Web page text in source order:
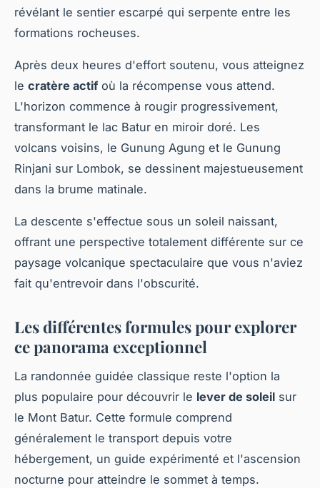
révélant le sentier escarpé qui serpente entre les
formations rocheuses.
Après deux heures d'effort soutenu, vous atteignez
le cratère actifoù la récompense vous attend.
L'horizon commence à rougir progressivement,
transformant le lac Batur en miroir doré. Les
volcans voisins, le Gunung Agung et le Gunung
Rinjani sur Lombok, se dessinent majestueusement
dans la brume matinale.
La descente s'effectue sous un soleil naissant,
offrant une perspective totalement différente sur ce
paysage volcanique spectaculaire que vous n'aviez
fait qu'entrevoir dans l'obscurité.
Les différentes formules pour explorer
ce panorama exceptionnel
La randonnée guidée classique reste l'option la
plus populaire pour découvrir le lever de soleil sur
le Mont Batur. Cette formule comprend
généralement le transport depuis votre
hébergement, un guide expérimenté et l'ascension
nocturne pour atteindre le sommet à temps.